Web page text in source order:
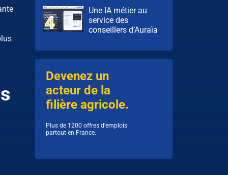
Une IA métier au
service des
conseillers d’Auraïa
Devenez un
acteur de la
filière agricole.
Plus de 1200 offres d'emplois
partout en France.